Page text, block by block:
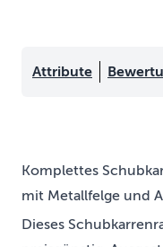
Attribute
Komplettes
mit Metallfelge und
Dieses